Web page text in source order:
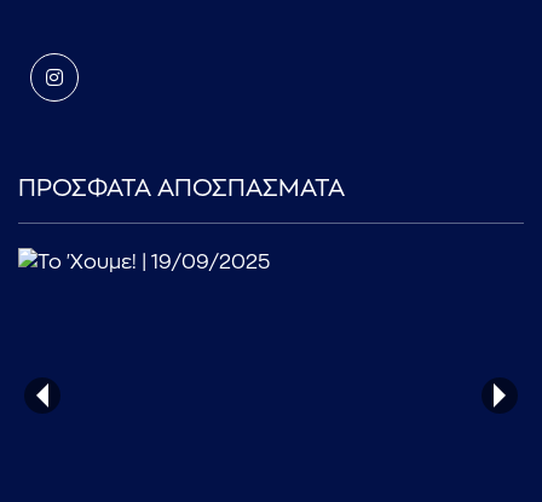
ΠΡΟΣΦΑΤΑ ΑΠΟΣΠΑΣΜΑΤΑ